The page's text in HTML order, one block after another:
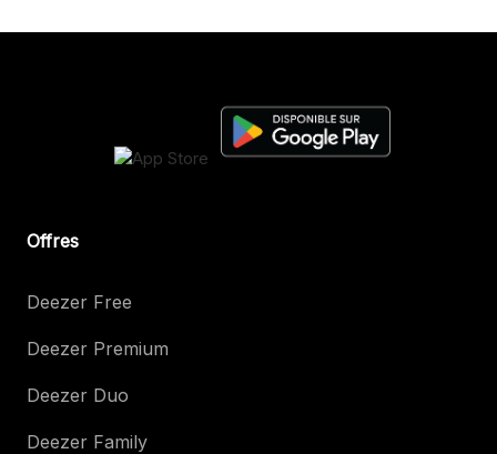
Offres
Deezer Free
Deezer Premium
Deezer Duo
Deezer Family